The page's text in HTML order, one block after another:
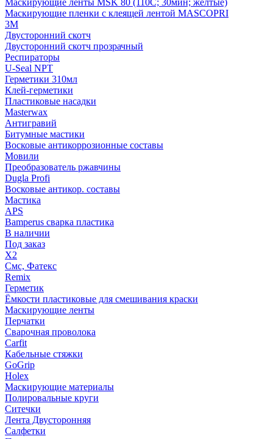
Маскирующие ленты MSK 80 (110С; 30мин; желтые)
Маскирующие пленки с клеящей лентой MASCOPRI
3M
Двусторонний скотч
Двусторонний скотч прозрачный
Респираторы
U-Seal NPT
Герметики 310мл
Клей-герметики
Пластиковые насадки
Masterwax
Антигравий
Битумные мастики
Восковые антикоррозионные составы
Мовили
Преобразователь ржавчины
Dugla Profi
Восковые антикор. составы
Мастика
APS
Bamperus сварка пластика
В наличии
Под заказ
X2
Смс, Фатекс
Remix
Герметик
Ёмкости пластиковые для смешивания краски
Маскирующие ленты
Перчатки
Сварочная проволока
Carfit
Кабельные стяжки
GoGrip
Holex
Маскирующие материалы
Полировальные круги
Ситечки
Лента Двусторонняя
Салфетки